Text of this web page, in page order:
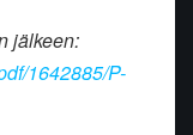
jälkeen:
1642885/P-